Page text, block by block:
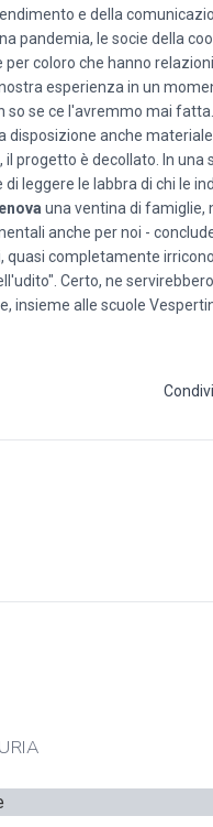
e della
pandemia, le socie della
coloro che hanno
esperienza in un
so se ce l'avremmo mai
anche
progetto è decollato. In
leggere le labbra di chi le
una ventina di famiglie,
anche per noi -
completamente
Certo, ne
insieme alle scuole